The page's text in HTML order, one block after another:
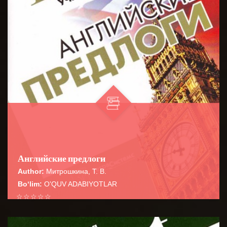
Английские предлоги
Author: Митрошкина, Т. В.
Bo‘lim: O'QUV ADABIYOTLAR
☆
☆
☆
☆
☆
Справочник содержит сведения о наиболее